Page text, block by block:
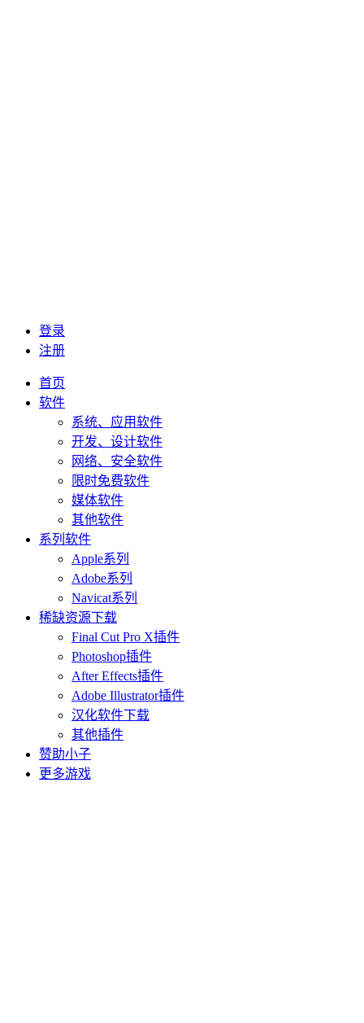
登录
注册
首页
软件
系统、应用软件
开发、设计软件
网络、安全软件
限时免费软件
媒体软件
其他软件
系列软件
Apple系列
Adobe系列
Navicat系列
稀缺资源下载
Final Cut Pro X插件
Photoshop插件
After Effects插件
Adobe Illustrator插件
汉化软件下载
其他插件
赞助小子
更多游戏